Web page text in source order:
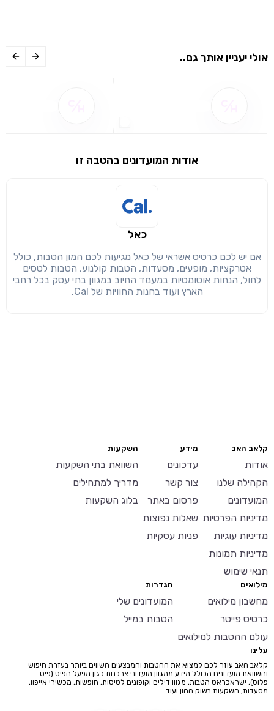
הבנתי, המשך לאתר
אולי יעניין אותך גם..
אודות המועדונים בהטבה זו
כאל
אם יש לכם כרטיס אשראי של כאל מגיעות לכם המון הטבות, כולל
אטרקציות, מופעים, מסעדות, הטבות קולנוע, הטבות לטסים
לחול, הנחות אוטומטיות במעמד החיוב במגוון בתי עסק בכל רחבי
הארץ ועוד בחנות החוויות של Cal.
קלאב האב
אודות
הקהילה שלנו
המועדונים
מדיניות הפרטיות
מדיניות עוגיות
מדיניות תמונות
תנאי שימוש
מידע
עדכונים
צור קשר
פרסום באתר
שאלות נפוצות
פניות עסקיות
השקעות
השוואת בתי השקעות
מדריך למתחילים
בלוג השקעות
מילואים
מחשבון מילואים
כרטיס פייטר
עולם ההטבות למילואים
הגדרות
המועדונים שלי
הטבות במייל
עלינו
קלאב האב עוזר לכם למצוא את ההטבות והמבצעים השווים ביותר בעזרת חיפוש
והשוואת מועדונים הכולל מידע ממגוון מועדוני צרכנות כגון מפעל הפיס (פיס
פלוס), ישראכראט הטבות, מגוון דילים וקופונים לטיסות, חופשות, מכשירי אייפון,
מסעדות, השקעות בשוק ההון ועוד.